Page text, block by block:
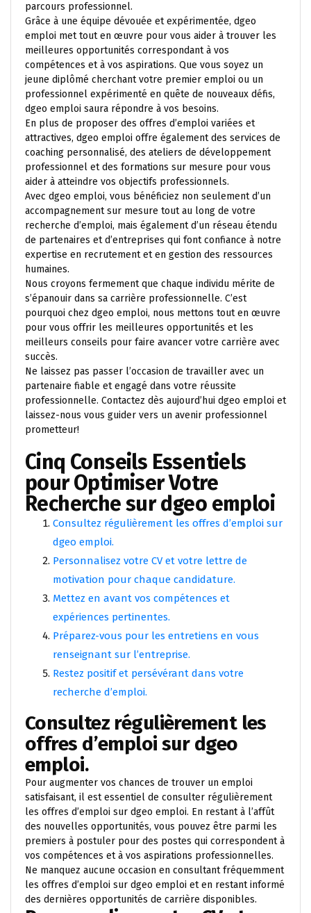
parcours professionnel.
Grâce à une équipe dévouée et expérimentée, dgeo
emploi met tout en œuvre pour vous aider à trouver les
meilleures opportunités correspondant à vos
compétences et à vos aspirations. Que vous soyez un
jeune diplômé cherchant votre premier emploi ou un
professionnel expérimenté en quête de nouveaux défis,
dgeo emploi saura répondre à vos besoins.
En plus de proposer des offres d’emploi variées et
attractives, dgeo emploi offre également des services de
coaching personnalisé, des ateliers de développement
professionnel et des formations sur mesure pour vous
aider à atteindre vos objectifs professionnels.
Avec dgeo emploi, vous bénéficiez non seulement d’un
accompagnement sur mesure tout au long de votre
recherche d’emploi, mais également d’un réseau étendu
de partenaires et d’entreprises qui font confiance à notre
expertise en recrutement et en gestion des ressources
humaines.
Nous croyons fermement que chaque individu mérite de
s’épanouir dans sa carrière professionnelle. C’est
pourquoi chez dgeo emploi, nous mettons tout en œuvre
pour vous offrir les meilleures opportunités et les
meilleurs conseils pour faire avancer votre carrière avec
succès.
Ne laissez pas passer l’occasion de travailler avec un
partenaire fiable et engagé dans votre réussite
professionnelle. Contactez dès aujourd’hui dgeo emploi et
laissez-nous vous guider vers un avenir professionnel
prometteur!
Cinq Conseils Essentiels
pour Optimiser Votre
Recherche sur dgeo emploi
Consultez régulièrement les offres d’emploi sur
dgeo emploi.
Personnalisez votre CV et votre lettre de
motivation pour chaque candidature.
Mettez en avant vos compétences et
expériences pertinentes.
Préparez-vous pour les entretiens en vous
renseignant sur l’entreprise.
Restez positif et persévérant dans votre
recherche d’emploi.
Consultez régulièrement les
offres d’emploi sur dgeo
emploi.
Pour augmenter vos chances de trouver un emploi
satisfaisant, il est essentiel de consulter régulièrement
les offres d’emploi sur dgeo emploi. En restant à l’affût
des nouvelles opportunités, vous pouvez être parmi les
premiers à postuler pour des postes qui correspondent à
vos compétences et à vos aspirations professionnelles.
Ne manquez aucune occasion en consultant fréquemment
les offres d’emploi sur dgeo emploi et en restant informé
des dernières opportunités de carrière disponibles.